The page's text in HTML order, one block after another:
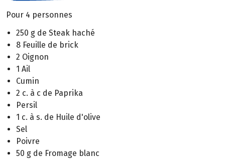
Pour 4 personnes
250 g de Steak haché
8 Feuille de brick
2 Oignon
1 Ail
Cumin
2 c. à c de Paprika
Persil
1 c. à s. de Huile d'olive
Sel
Poivre
50 g de Fromage blanc